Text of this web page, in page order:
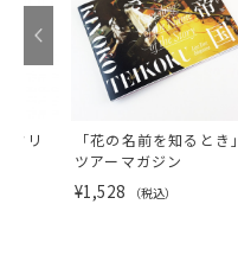
クリ
「花の名前を知るとき」
ツアーマガジン
¥1,528 （税込）